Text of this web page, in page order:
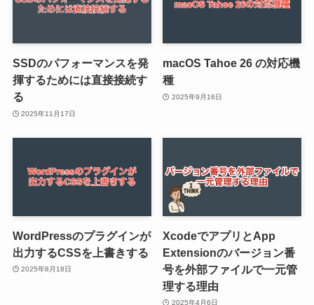
SSDのパフォーマンスを発
揮するためには直接接続す
る
2025年11月17日
macOS Tahoe 26 の対応機
種
2025年9月16日
WordPressのプラグインが
出力するCSSを上書きする
2025年8月18日
XcodeでアプリとApp
Extensionのバージョン番
号を外部ファイルで一元管
理する理由
2025年4月6日